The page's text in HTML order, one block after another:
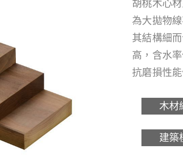
胡桃木心
為大拋物
其結構細
高，含水
抗磨損性
木材
建築